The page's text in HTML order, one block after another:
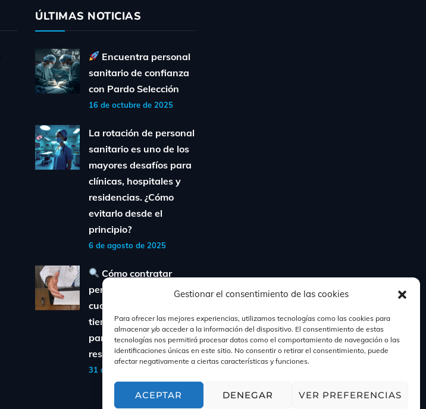
Gestionar el consentimiento de las cookies
Para ofrecer las mejores experiencias, utilizamos tecnologías como las cookies para
almacenar y/o acceder a la información del dispositivo. El consentimiento de estas
tecnologías nos permitirá procesar datos como el comportamiento de navegación o las
identificaciones únicas en este sitio. No consentir o retirar el consentimiento, puede
afectar negativamente a ciertas características y funciones.
ACEPTAR DENEGAR VER PREFERENCIAS
ÚLTIMAS NOTICIAS
Encuentra personal
sanitario de confianza
con Pardo Selección
16 de octubre de 2025
La rotación de personal
sanitario es uno de los
mayores desafíos para
clínicas, hospitales y
residencias. ¿Cómo
evitarlo desde el
principio?
6 de agosto de 2025
Cómo contratar
personal sanitario
cualificado sin perder
tiempo ni dinero: guía
para clínicas y
residencias
31 de julio de 2025